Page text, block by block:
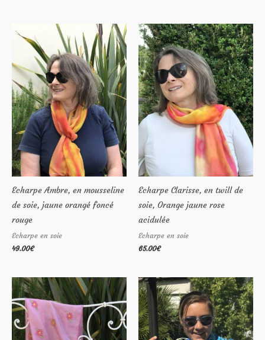
Echarpe Ambre, en mousseline
de soie, jaune orangé foncé
rouge
Echarpe en soie
49.00€
Echarpe Clarisse, en twill de
soie, Orange jaune rose
acidulée
Echarpe en soie
65.00€